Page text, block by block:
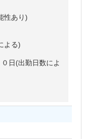
性あり)
よる)
日(出勤日数によ